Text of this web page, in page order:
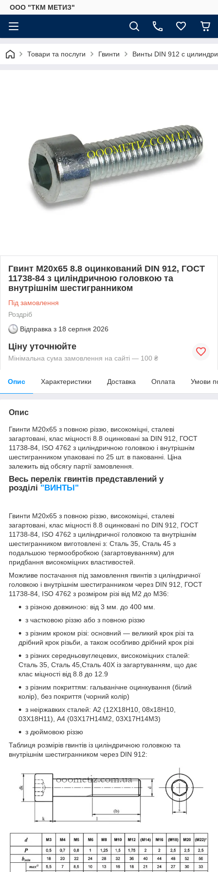
ООО "ТКМ МЕТИЗ"
Товари та послуги Гвинти Винты DIN 912 с
Гвинт М20х65 8.8 оцинкований DIN 912, ГОСТ
11738-84 з циліндричною головкою та
внутрішнім шестигранником
Під замовлення
Роздріб
Відправка з 18 серпня 2026
Ціну уточнюйте
Мінімальна сума замовлення на сайті — 100 ₴
Опис Характеристики Доставка Оплата Умови
Опис
Гвинти М20х65 з повною різзю, високоміцні, сталеві
загартовані, клас міцності 8.8 оцинковані за DIN 912, ГОСТ
11738-84, ISO 4762 з циліндричною головкою і внутрішнім
шестигранником упаковані по 25 шт. в пакованні. Ціна
залежить від обсягу партії замовлення.
Весь перелік гвинтів представлений у
розділі "ВИНТЫ"
Гвинти М20х65 з повною різзю, високоміцні, сталеві
загартовані, клас міцності 8.8 оцинковані по DIN 912, ГОСТ
11738-84, ISO 4762 з циліндричної головкою та внутрішнім
шестигранником виготовлені з: Сталь 35, Сталь 45 з
подальшою термообробкою (загартовуванням) для
придбання високоміцних властивостей.
Можливе постачання під замовлення гвинтів з циліндричної
головкою і внутрішнім шестигранником через DIN 912, ГОСТ
11738-84, ISO 4762 з розміром різі від М2 до М36:
з різною довжиною: від 3 мм. до 400 мм.
з частковою різзю або з повною різзю
з різним кроком різі: основний — великий крок різі та
дрібний крок різьби, а також особливо дрібний крок різі
з різних середньовуглецевих, високоміцних сталей:
Сталь 35, Сталь 45,Сталь 40Х із загартуванням, що дає
клас міцності від 8.8 до 12.9
з різним покриттям: гальванічне оцинкування (білий
колір), без покриття (чорний колір)
з неіржавких сталей: А2 (12Х18Н10, 08х18Н10,
03Х18Н11), А4 (03Х17Н14М2, 03Х17Н14М3)
з дюймовою різзю
Таблиця розмірів гвинтів із циліндричною головкою та
внутрішнім шестигранником через DIN 912: